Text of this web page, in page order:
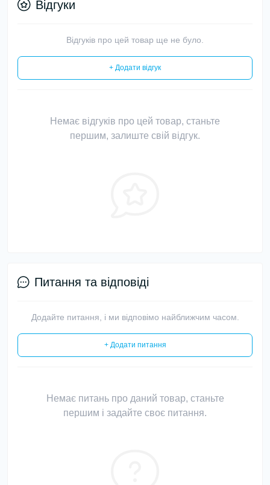
Відгуки
Відгуків про цей товар ще не було.
+ Додати відгук
Немає відгуків про цей товар, станьте
першим, залиште свій відгук.
Питання та відповіді
Додайте питання, і ми відповімо найближчим часом.
+ Додати питання
Немає питань про даний товар, станьте
першим і задайте своє питання.